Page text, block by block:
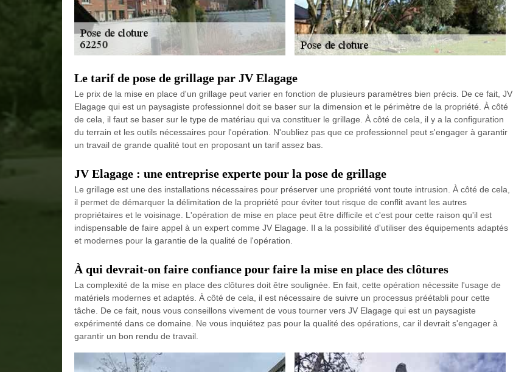
Le tarif de pose de grillage par JV Elagage
Le prix de la mise en place d'un grillage peut varier en fonction de plusieurs paramètres bien précis. De ce fait, JV
Elagage qui est un paysagiste professionnel doit se baser sur la dimension et le périmètre de la propriété. À côté
de cela, il faut se baser sur le type de matériau qui va constituer le grillage. À côté de cela, il y a la configuration
du terrain et les outils nécessaires pour l'opération. N'oubliez pas que ce professionnel peut s'engager à garantir
un travail de grande qualité tout en proposant un tarif assez bas.
JV Elagage : une entreprise experte pour la pose de grillage
Le grillage est une des installations nécessaires pour préserver une propriété vont toute intrusion. À côté de cela,
il permet de démarquer la délimitation de la propriété pour éviter tout risque de conflit avant les autres
propriétaires et le voisinage. L'opération de mise en place peut être difficile et c'est pour cette raison qu'il est
indispensable de faire appel à un expert comme JV Elagage. Il a la possibilité d'utiliser des équipements adaptés
et modernes pour la garantie de la qualité de l'opération.
À qui devrait-on faire confiance pour faire la mise en place des clôtures
La complexité de la mise en place des clôtures doit être soulignée. En fait, cette opération nécessite l'usage de
matériels modernes et adaptés. À côté de cela, il est nécessaire de suivre un processus préétabli pour cette
tâche. De ce fait, nous vous conseillons vivement de vous tourner vers JV Elagage qui est un paysagiste
expérimenté dans ce domaine. Ne vous inquiétez pas pour la qualité des opérations, car il devrait s'engager à
garantir un bon rendu de travail.